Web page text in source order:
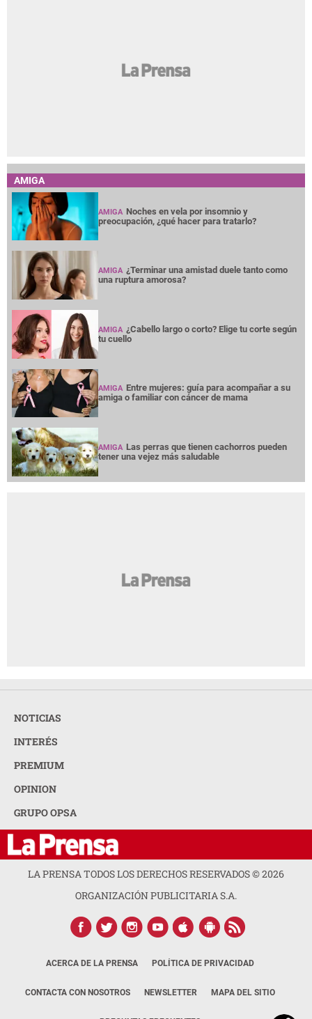
AMIGA
AMIGA Noches en vela por insomnio y
preocupación, ¿qué hacer para tratarlo?
AMIGA ¿Terminar una amistad duele tanto como
una ruptura amorosa?
AMIGA ¿Cabello largo o corto? Elige tu corte según
tu cuello
AMIGA Entre mujeres: guía para acompañar a su
amiga o familiar con cáncer de mama
AMIGA Las perras que tienen cachorros pueden
tener una vejez más saludable
NOTICIAS
INTERÉS
PREMIUM
OPINION
GRUPO OPSA
LA PRENSA TODOS LOS DERECHOS RESERVADOS ©2026
ORGANIZACIÓN PUBLICITARIA S.A.
ACERCA DE LA PRENSA POLÍTICA DE PRIVACIDAD
CONTACTA CON NOSOTROS NEWSLETTER MAPA DEL SITIO